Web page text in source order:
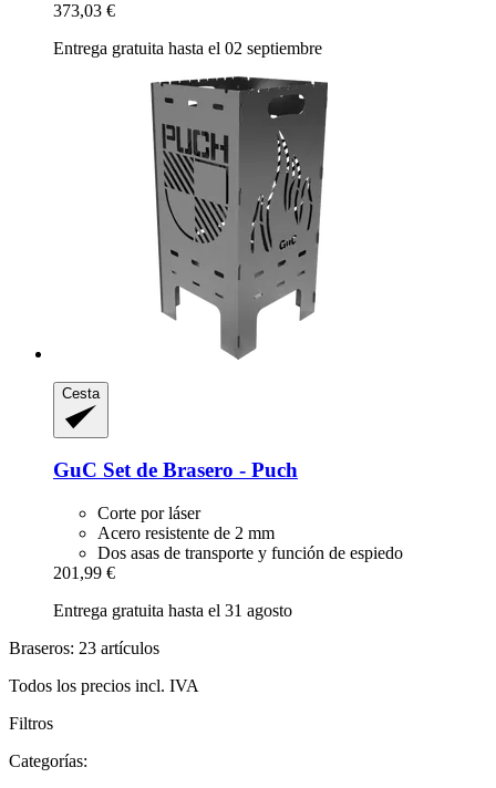
373,03 €
Entrega gratuita hasta el 02 septiembre
Cesta
GuC Set de Brasero -​ Puch
Corte por láser
Acero resistente de 2 mm
Dos asas de transporte y función de espiedo
201,99 €
Entrega gratuita hasta el 31 agosto
Braseros: 23 artículos
Todos los precios incl. IVA
Filtros
Categorías: